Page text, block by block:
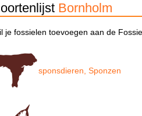
Bornholm
je fossielen toevoegen aan de
sponsdieren, Sponzen